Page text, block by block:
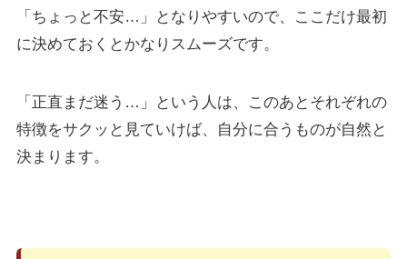
「ちょっと不安…」となりやすいので、ここだけ最初
に決めておくとかなりスムーズです。
「正直まだ迷う…」という人は、このあとそれぞれの
特徴をサクッと見ていけば、自分に合うものが自然と
決まります。